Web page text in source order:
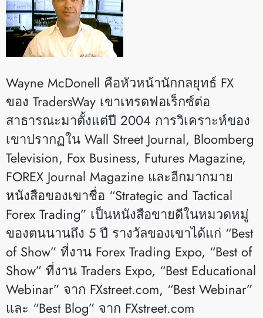
Wayne McDonell คือหัวหน้านักกลยุทธ์ FX
ของ TradersWay เขาเทรดฟอเร็กซ์ต่อ
สาธารณะมาตั้งแต่ปี 2004 การวิเคราะห์ของ
เขาปรากฏใน Wall Street Journal, Bloomberg
Television, Fox Business, Futures Magazine,
FOREX Journal Magazine และอีกมากมาย
หนังสือของเขาชื่อ “Strategic and Tactical
Forex Trading” เป็นหนังสือขายดีในหมวดหมู่
ของตนนานถึง 5 ปี รางวัลของเขาได้แก่ “Best
of Show” ที่งาน Forex Trading Expo, “Best of
Show” ที่งาน Traders Expo, “Best Educational
Webinar” จาก FXstreet.com, “Best Webinar”
และ “Best Blog” จาก FXstreet.com